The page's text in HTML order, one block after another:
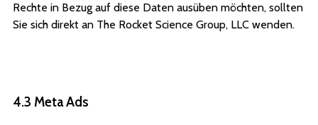
Rechte in Bezug auf diese Daten ausüben möchten, sollten
Sie sich direkt an The Rocket Science Group, LLC wenden.
4.3 Meta Ads